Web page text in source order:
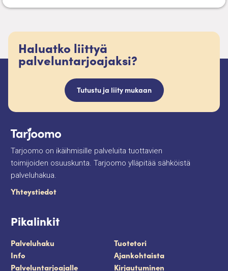
Haluatko liittyä
palveluntarjoajaksi?
Tutustu ja liity mukaan
Tarjoomo on ikäihmisille palveluita tuottavien
toimijoiden osuuskunta. Tarjoomo ylläpitää sähköistä
palveluhakua.
Yhteystiedot
Pikalinkit
Palveluhaku
Tuotetori
Info
Ajankohtaista
Palveluntarjoajalle
Kirjautuminen